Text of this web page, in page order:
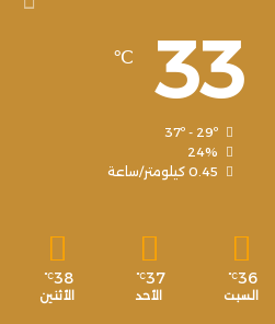
33
℃
24%
0.45 كيلومتر/ساعة
36
℃
السبت
37
℃
الأحد
38
℃
الأثنين